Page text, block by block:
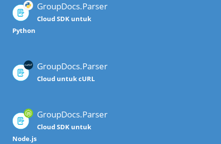
GroupDocs.Parser
Cloud SDK untuk
Python
GroupDocs.Parser
Cloud untuk cURL
GroupDocs.Parser
Cloud SDK untuk
Node.js